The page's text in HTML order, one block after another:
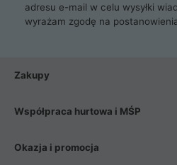
adresu e-mail w celu wysyłki
wyrażam zgodę na
Zakupy
Współpraca hurtowa i MŚP
Okazja i promocja